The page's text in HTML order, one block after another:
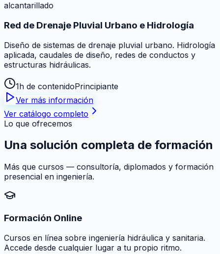
alcantarillado
Red de Drenaje Pluvial Urbano e Hidrología
Diseño de sistemas de drenaje pluvial urbano. Hidrología
aplicada, caudales de diseño, redes de conductos y
estructuras hidráulicas.
1h de contenidoPrincipiante
Ver más información
Ver catálogo completo
Lo que ofrecemos
Una solución completa de formación
Más que cursos — consultoría, diplomados y formación
presencial en ingeniería.
Formación Online
Cursos en línea sobre ingeniería hidráulica y sanitaria.
Accede desde cualquier lugar a tu propio ritmo.